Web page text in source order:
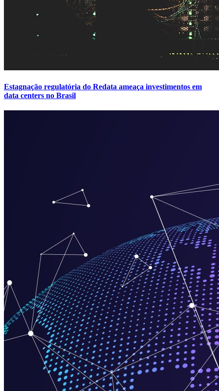
Estagnação regulatória do Redata ameaça investimentos em
data centers no Brasil